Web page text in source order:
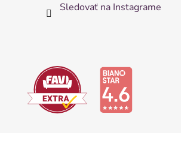
Sledovať na Instagrame